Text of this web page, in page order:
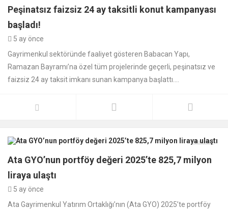
Peşinatsız faizsiz 24 ay taksitli konut kampanyası
başladı!
5 ay önce
Gayrimenkul sektöründe faaliyet gösteren Babacan Yapı,
Ramazan Bayramı’na özel tüm projelerinde geçerli, peşinatsız ve
faizsiz 24 ay taksit imkanı sunan kampanya başlattı....
Ata GYO’nun portföy değeri 2025’te 825,7 milyon
liraya ulaştı
5 ay önce
Ata Gayrimenkul Yatırım Ortaklığı’nın (Ata GYO) 2025’te portföy